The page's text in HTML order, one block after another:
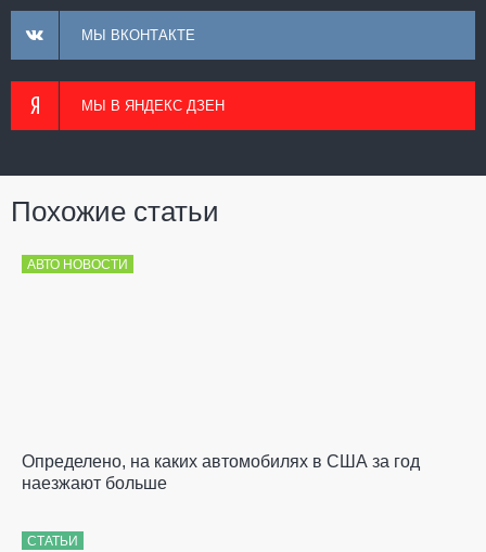
МЫ ВКОНТАКТЕ
МЫ В ЯНДЕКС ДЗЕН
Похожие статьи
АВТО НОВОСТИ
Определено, на каких автомобилях в США за год
наезжают больше
СТАТЬИ